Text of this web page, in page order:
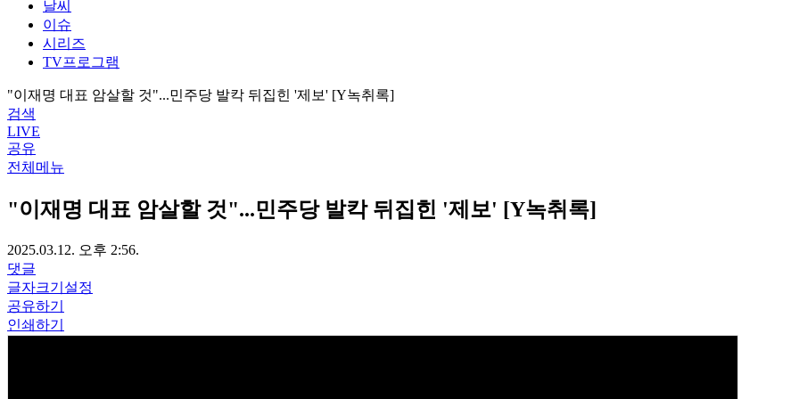
날씨
이슈
시리즈
TV프로그램
"이재명 대표 암살할 것"...민주당 발칵 뒤집힌 '제보' [Y녹취록]
검색
LIVE
공유
전체메뉴
"이재명 대표 암살할 것"...민주당 발칵 뒤집힌 '제보' [Y녹취록]
2025.03.12. 오후 2:56.
댓글
글자크기설정
공유하기
인쇄하기